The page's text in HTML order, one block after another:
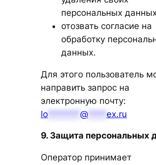
персональных
отозвать согласие на
обработку
данных.
Для этого пользователь
направить запрос на
электронную почту:
lo******* @ ex.ru
9. Защита персональных
Оператор принимает